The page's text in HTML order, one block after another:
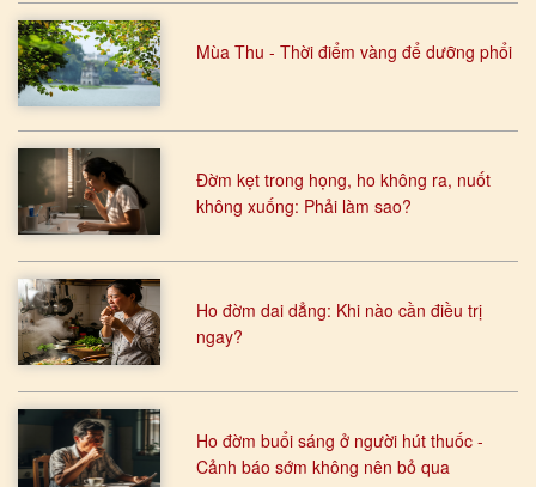
Mùa Thu - Thời điểm vàng để dưỡng phổi
Đờm kẹt trong họng, ho không ra, nuốt
không xuống: Phải làm sao?
Ho đờm dai dẳng: Khi nào cần điều trị
ngay?
Ho đờm buổi sáng ở người hút thuốc -
Cảnh báo sớm không nên bỏ qua